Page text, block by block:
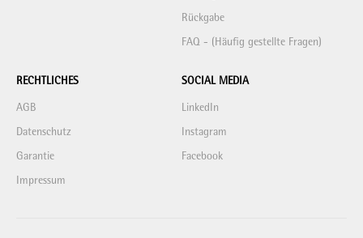
Rückgabe
FAQ - (Häufig gestellte Fragen)
RECHTLICHES
AGB
Datenschutz
Garantie
Impressum
SOCIAL MEDIA
LinkedIn
Instagram
Facebook